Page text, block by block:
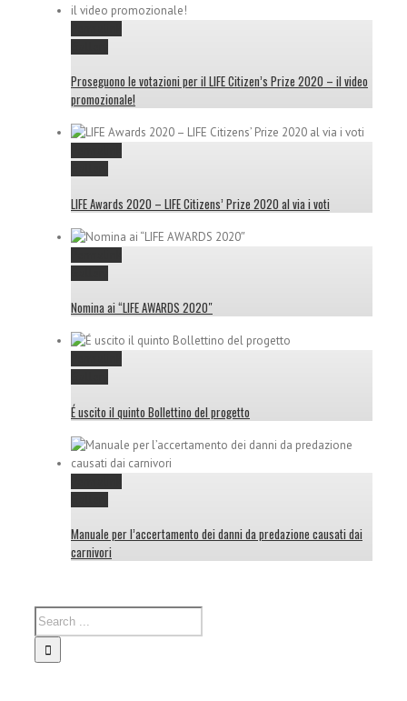
Proseguono le votazioni per il LIFE Citizen’s Prize 2020 – il video
promozionale!
LIFE Awards 2020 – LIFE Citizens’ Prize 2020 al via i voti
Nomina ai “LIFE AWARDS 2020″
É uscito il quinto Bollettino del progetto
Manuale per l’accertamento dei danni da predazione causati dai
carnivori